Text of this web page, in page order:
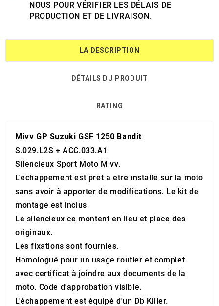
NOUS POUR VÉRIFIER LES DÉLAIS DE
PRODUCTION ET DE LIVRAISON.
LA DESCRIPTION
DÉTAILS DU PRODUIT
RATING
Mivv GP Suzuki GSF 1250 Bandit
S.029.L2S + ACC.033.A1
Silencieux Sport Moto Mivv.
L'échappement est prêt à être installé sur la moto
sans avoir à apporter de modifications. Le kit de
montage est inclus.
Le silencieux ce montent en lieu et place des
originaux.
Les fixations sont fournies.
Homologué pour un usage routier et complet
avec certificat à joindre aux documents de la
moto. Code d'approbation visible.
L'échappement est équipé d'un Db Killer.